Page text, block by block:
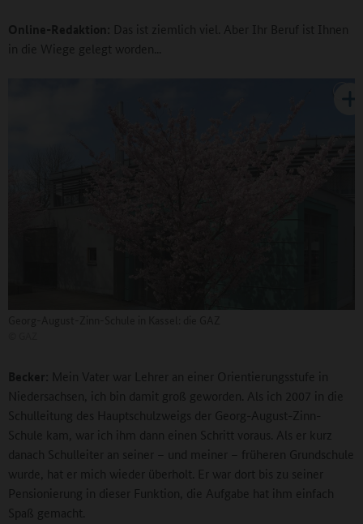
Online-Redaktion: Das ist ziemlich viel. Aber Ihr Beruf ist Ihnen
in die Wiege gelegt worden...
Becker: Mein Vater war Lehrer an einer Orientierungsstufe in
Niedersachsen, ich bin damit groß geworden. Als ich 2007 in die
Schulleitung des Hauptschulzweigs der Georg-August-Zinn-
Schule kam, war ich ihm dann einen Schritt voraus. Als er kurz
danach Schulleiter an seiner – und meiner – früheren Grundschule
wurde, hat er mich wieder überholt. Er war dort bis zu seiner
Pensionierung in dieser Funktion, die Aufgabe hat ihm einfach
Spaß gemacht.